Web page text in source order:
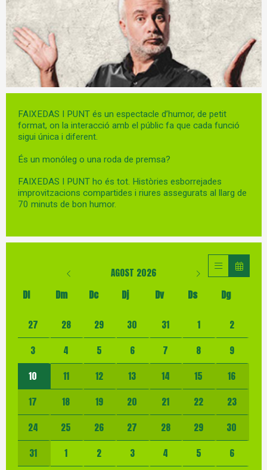
Diapositiva 1 de 1
FAIXEDAS I PUNT és un espectacle d’humor, de petit
format, on la interacció amb el públic fa que cada funció
sigui única i diferent.
És un monóleg o una roda de premsa?
FAIXEDAS I PUNT ho és tot. Històries esborrejades
improvitzacions compartides i riures assegurats al llarg de
70 minuts de bon humor.
AGOST 2026
Dl
Dm Dc Dj Dv Ds
Dg
No hi ha cap activitat aquest mes
27 28 29 30 31 1
2
3
4 5 6 7 8
9
10
11 12 13 14 15
16
17
18 19 20 21 22
23
24
25 26 27 28 29
30
31
1 2 3 4 5 6